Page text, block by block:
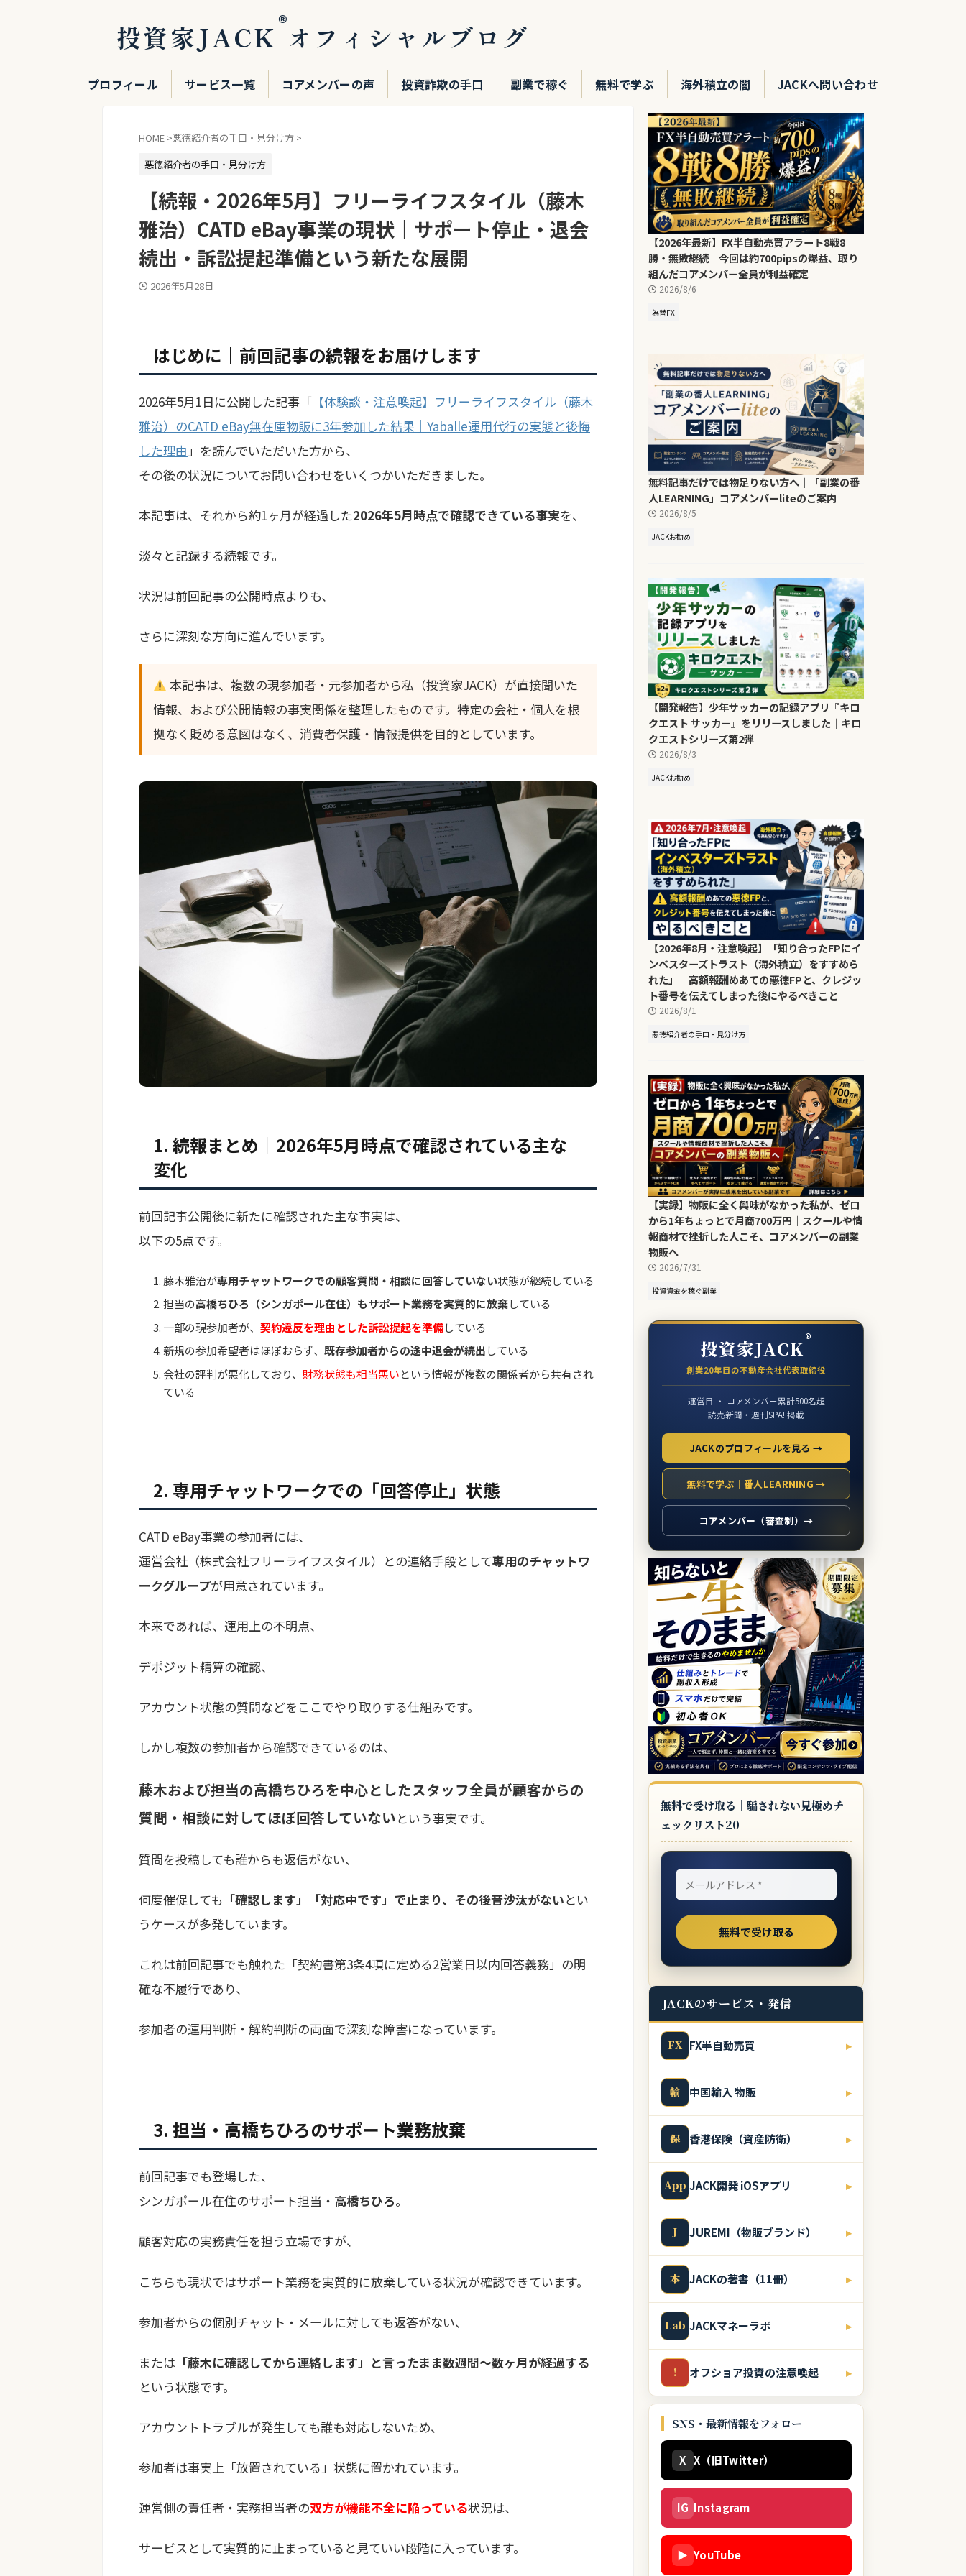
投資家JACK®オフィシャルブログ
プロフィール サービス一覧 コアメンバーの声 投資詐欺の手口 副業で稼ぐ 無料で学ぶ 海外積立の闇 JACKへ問い合わせ
HOME >悪徳紹介者の手口・見分け方 >
悪徳紹介者の手口・見分け方
【続報・2026年5月】フリーライフスタイル（藤木
雅治）CATD eBay事業の現状｜サポート停止・退会
続出・訴訟提起準備という新たな展開
2026年5月28日
はじめに｜前回記事の続報をお届けします
2026年5月1日に公開した記事「 【体験談・注意喚起】フリーライフスタイル（藤木
雅治）のCATD eBay無在庫物販に3年参加した結果｜Yaballe運用代行の実態と後悔
した理由」を読んでいただいた方から、
その後の状況についてお問い合わせをいくつかいただきました。
本記事は、それから約1ヶ月が経過した2026年5月時点で確認できている事実を、
淡々と記録する続報です。
状況は前回記事の公開時点よりも、
さらに深刻な方向に進んでいます。
本記事は、複数の現参加者・元参加者から私（投資家JACK）が直接聞いた
情報、および公開情報の事実関係を整理したものです。特定の会社・個人を根
拠なく貶める意図はなく、消費者保護・情報提供を目的としています。
1. 続報まとめ｜2026年5月時点で確認されている主な
変化
前回記事公開後に新たに確認された主な事実は、
以下の5点です。
藤木雅治が専用チャットワークでの顧客質問・相談に回答していない状態が継続している
担当の高橋ちひろ（シンガポール在住）もサポート業務を実質的に放棄している
一部の現参加者が、 契約違反を理由とした訴訟提起を準備している
新規の参加希望者はほぼおらず、 既存参加者からの途中退会が続出している
会社の評判が悪化しており、 財務状態も相当悪いという情報が複数の関係者から共有され
ている
2. 専用チャットワークでの「回答停止」状態
CATD eBay事業の参加者には、
運営会社（株式会社フリーライフスタイル）との連絡手段として専用のチャットワ
ークグループが用意されています。
本来であれば、運用上の不明点、
デポジット精算の確認、
アカウント状態の質問などをここでやり取りする仕組みです。
しかし複数の参加者から確認できているのは、
藤木および担当の高橋ちひろを中心としたスタッフ全員が顧客からの
質問・相談に対してほぼ回答していないという事実です。
質問を投稿しても誰からも返信がない、
何度催促しても 「確認します」「対応中です」で止まり、その後音沙汰がないとい
うケースが多発しています。
これは前回記事でも触れた「契約書第3条4項に定める2営業日以内回答義務」の明
確な不履行であり、
参加者の運用判断・解約判断の両面で深刻な障害になっています。
3. 担当・高橋ちひろのサポート業務放棄
前回記事でも登場した、
シンガポール在住のサポート担当・ 高橋ちひろ。
顧客対応の実務責任を担う立場ですが、
こちらも現状ではサポート業務を実質的に放棄している状況が確認できています。
参加者からの個別チャット・メールに対しても返答がない、
または 「藤木に確認してから連絡します」と言ったまま数週間〜数ヶ月が経過する
という状態です。
アカウントトラブルが発生しても誰も対応しないため、
参加者は事実上「放置されている」状態に置かれています。
運営側の責任者・実務担当者の双方が機能不全に陥っている状況は、
サービスとして実質的に止まっていると見ていい段階に入っています。
【2026年最新】FX半自動売買アラート8戦8
勝・無敗継続｜今回は約700pipsの爆益、取り
組んだコアメンバー全員が利益確定
2026/8/6
為替FX
無料記事だけでは物足りない方へ｜「副業の番
人LEARNING」コアメンバーliteのご案内
2026/8/5
JACKお勧め
【開発報告】少年サッカーの記録アプリ『キロ
クエスト サッカー』をリリースしました｜キロ
クエストシリーズ第2弾
2026/8/3
JACKお勧め
【2026年8月・注意喚起】「知り合ったFPにイ
ンベスターズトラスト（海外積立）をすすめら
れた」｜高額報酬めあての悪徳FPと、クレジッ
ト番号を伝えてしまった後にやるべきこと
2026/8/1
悪徳紹介者の手口・見分け方
【実録】物販に全く興味がなかった私が、ゼロ
から1年ちょっとで月商700万円｜スクールや情
報商材で挫折した人こそ、コアメンバーの副業
物販へ
2026/7/31
投資資金を稼ぐ副業
投資家JACK®
創業20年目の不動産会社代表取締役
運営目 ・ コアメンバー累計500名超
読売新聞・週刊SPA! 掲載
JACKのプロフィールを見る →
無料で学ぶ｜番人LEARNING →
コアメンバー（審査制）→
無料で受け取る｜騙されない見極めチ
ェックリスト20
JACKのサービス・発信
FX FX半自動売買 ▸
輸 中国輸入 物販 ▸
保 香港保険（資産防衛） ▸
App JACK開発 iOSアプリ ▸
J JUREMI（物販ブランド） ▸
本 JACKの著書（11冊） ▸
Lab JACKマネーラボ ▸
! オフショア投資の注意喚起 ▸
SNS・最新情報をフォロー
X X（旧Twitter）
IG Instagram
▶ YouTube